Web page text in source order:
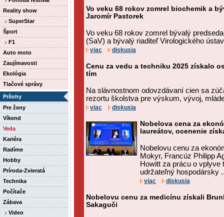
Reality show
SuperStar
Šport
F1
Auto moto
Zaujímavosti
Ekológia
Tlačové správy
Prílohy
Pre ženy
Víkend
Veda
Kariéra
Radíme
Hobby
Príroda-Zvieratá
Technika
Počítače
Zábava
Video
Vo veku 68 rokov zomrel biochemik a
Jaromír Pastorek
Vo veku 68 rokov zomrel bývalý
(SaV) a bývalý riaditeľ Virologického
viac diskusia
Cenu za vedu a techniku 2025 získalo
tím
Na slávnostnom odovzdávaní cien sa
rezortu školstva pre výskum, vývoj,
viac diskusia
Nobelova cena za
laureátov, ocenenie
Nobelovu cenu za
Mokyr, Francúz Philipp
Howitt za prácu o vplyve
udržateľný hospodársky
viac diskusia
Nobelovu cenu za medicínu získali
Sakaguči